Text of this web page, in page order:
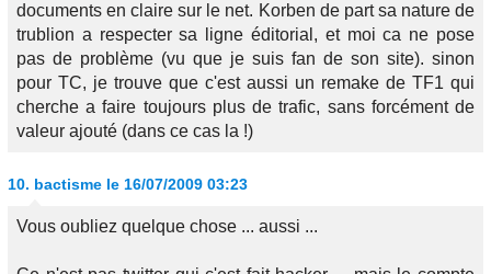
documents en claire sur le net. Korben de part sa nature de
trublion a respecter sa ligne éditorial, et moi ca ne pose
pas de problème (vu que je suis fan de son site). sinon
pour TC, je trouve que c'est aussi un remake de TF1 qui
cherche a faire toujours plus de trafic, sans forcément de
valeur ajouté (dans ce cas la !)
10. bactisme le 16/07/2009 03:23
Vous oubliez quelque chose ... aussi ...